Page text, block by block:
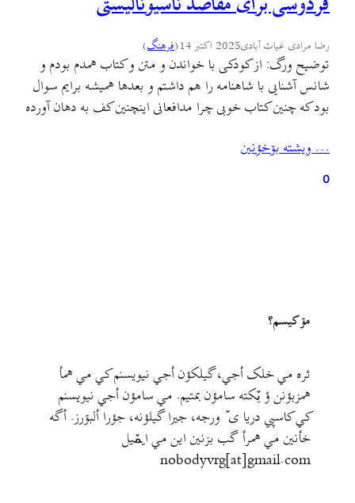
رضا مرادی غیاث آبادی2025 اکتبر 14 (فرهنگ)
توضیح ورگ: از کودکی با خواندن و متن و کتاب همدم بودم و
شانس آشنایی با شاهنامه را هم داشتم و بعدها همیشه برایم سوال
بود که چنین کتاب خوبی چرا مدافعانی اینچنین کف به دهان آورده
(یک کتاب است) و یا شاید…
… ويشته بۊخؤنين
0
مۊ کيسم؟
ئره مي خلک أجي، گيلکؤن أجي نيويسنم کي مي همأ
همزبؤنن ؤ يٚکته سامؤن بمتيم. مي سامؤن أجي نيويسنم
کي کاسپي دريا ی ٚ ورجه، جيرا گيلؤنه، جؤرا ألبۊرز. أگه
خأنين مي همرأ گب بزنين اين مي ايمٚیل‌ ‌
nobodyvrg[at]gmail.com